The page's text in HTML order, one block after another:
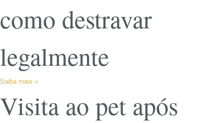
como destravar
legalmente
Saiba mais »
Visita ao pet após